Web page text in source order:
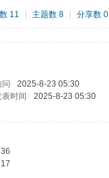
11 主题数 8 分享数 0
2025-8-23 05:30
时间
2025-8-23 05:30
36
17